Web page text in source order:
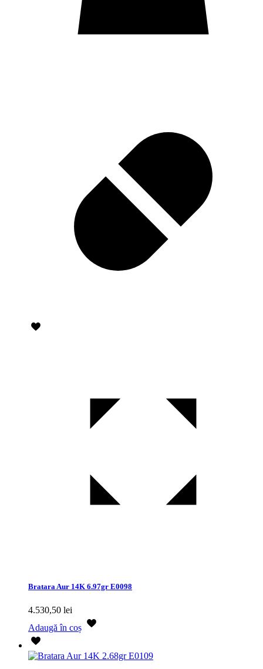
Bratara Aur 14K 6.97gr E0098
4.530,50 lei
Adaugă în coș